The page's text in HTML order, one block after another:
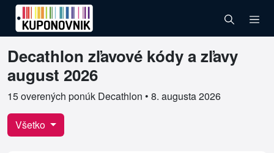
Decathlon zľavové kódy a zľavy
august 2026
15 overených ponúk Decathlon • 8. augusta 2026
Overené kupóny pre Decathlon
Všetko